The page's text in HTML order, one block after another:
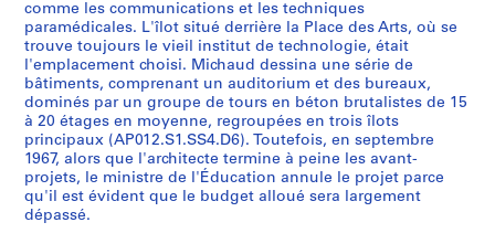
comme les communications et les techniques
paramédicales. L'îlot situé derrière la Place des Arts, où se
trouve toujours le vieil institut de technologie, était
l'emplacement choisi. Michaud dessina une série de
bâtiments, comprenant un auditorium et des bureaux,
dominés par un groupe de tours en béton brutalistes de 15
à 20 étages en moyenne, regroupées en trois îlots
principaux (AP012.S1.SS4.D6). Toutefois, en septembre
1967, alors que l'architecte termine à peine les avant-
projets, le ministre de l'Éducation annule le projet parce
qu'il est évident que le budget alloué sera largement
dépassé.